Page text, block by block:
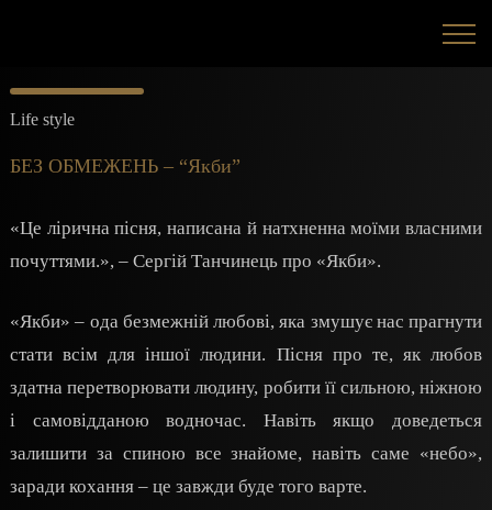
Life style
БЕЗ ОБМЕЖЕНЬ – “Якби”
«Це лірична пісня, написана й натхненна моїми власними
почуттями.», – Сергій Танчинець про «Якби».
«Якби» – ода безмежній любові, яка змушує нас прагнути
стати всім для іншої людини. Пісня про те, як любов
здатна перетворювати людину, робити її сильною, ніжною
і самовідданою водночас. Навіть якщо доведеться
залишити за спиною все знайоме, навіть саме «небо»,
заради кохання – це завжди буде того варте.